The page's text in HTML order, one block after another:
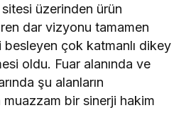
üzerinden ürün
dar vizyonu tamamen
besleyen çok katmanlı dikey
oldu. Fuar alanında ve
şu alanların
bir sinerji hakim